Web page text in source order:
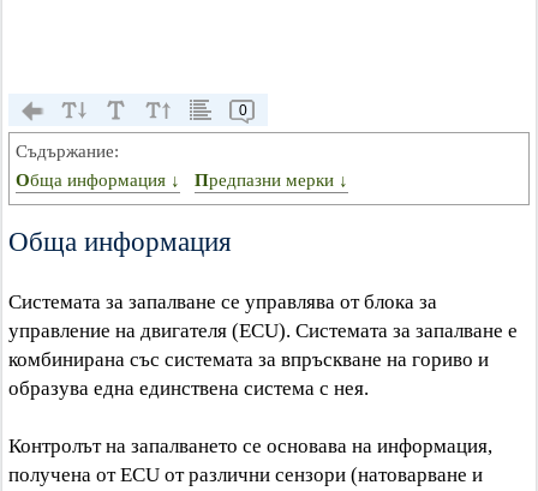
0
Съдържание:
Обща информация ↓
Предпазни мерки ↓
Обща информация
Системата за запалване се управлява от блока за
управление на двигателя (ECU). Системата за запалване е
комбинирана със системата за впръскване на гориво и
образува една единствена система с нея.
Контролът на запалването се основава на информация,
получена от ECU от различни сензори (натоварване и